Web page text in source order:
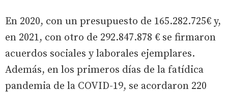
En 2020, con un presupuesto de 165.282.725€ y,
en 2021, con otro de 292.847.878 € se firmaron
acuerdos sociales y laborales ejemplares.
Además, en los primeros días de la fatídica
pandemia de la COVID-19, se acordaron 220